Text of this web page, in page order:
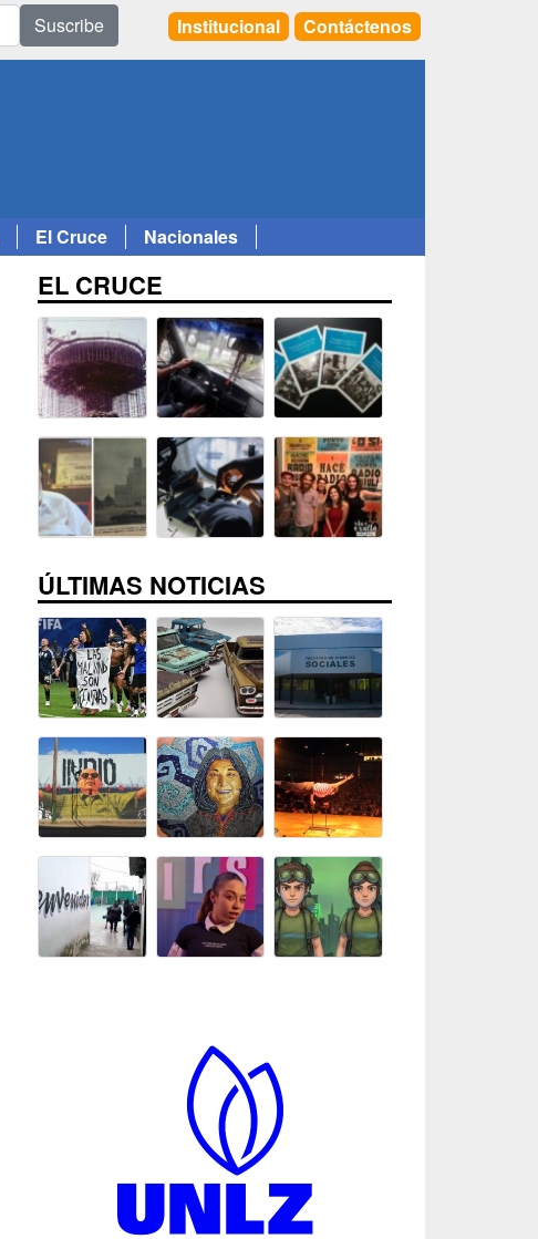
Suscribe Institucional Contáctenos
El Cruce
Nacionales
EL CRUCE
ÚLTIMAS NOTICIAS